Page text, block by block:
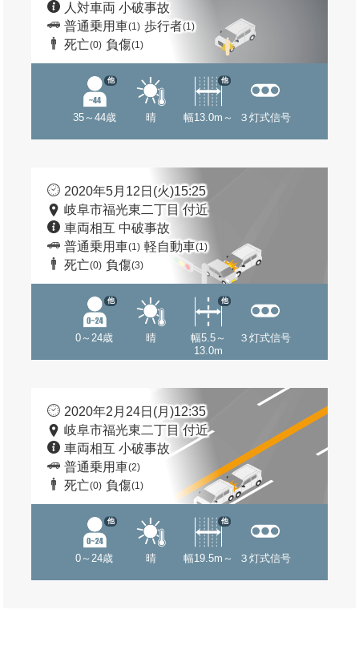
人対車両 小破事故
普通乗用車(1) 歩行者(1)
死亡(0) 負傷(1)
35～44歳
他
晴 幅13.0m～
他
３灯式信号
2020年5月12日(火)15:25
岐阜市福光東二丁目 付近
車両相互 中破事故
普通乗用車(1) 軽自動車(1)
死亡(0) 負傷(3)
0～24歳
他
晴
幅5.5～
13.0m
他
３灯式信号
2020年2月24日(月)12:35
岐阜市福光東二丁目 付近
車両相互 小破事故
普通乗用車(2)
死亡(0) 負傷(1)
0～24歳
他
晴 幅19.5m～
他
３灯式信号